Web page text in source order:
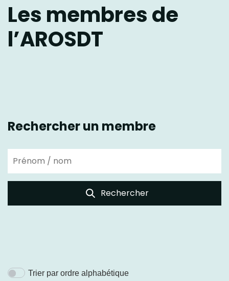
Les membres de
l’AROSDT
Rechercher un membre
Rechercher
Trier par ordre alphabétique